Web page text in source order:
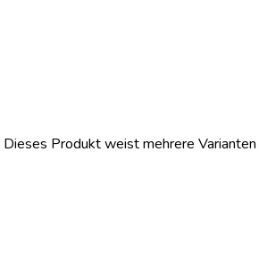
Dieses Produkt weist mehrere